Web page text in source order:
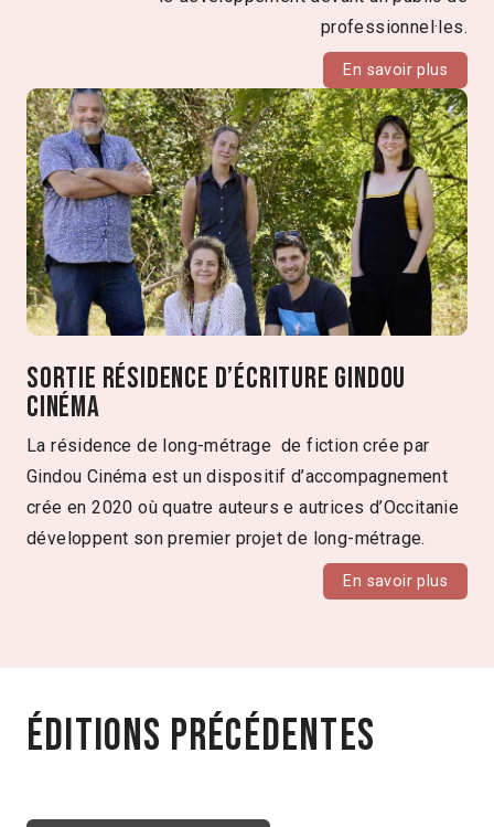
professionnel·les.
En savoir plus
Sortie résidence d’écriture Gindou
Cinéma
La résidence de long-métrage de fiction crée par
Gindou Cinéma est un dispositif d’accompagnement
crée en 2020 où quatre auteurs e autrices d’Occitanie
développent son premier projet de long-métrage.
En savoir plus
Éditions précédentes